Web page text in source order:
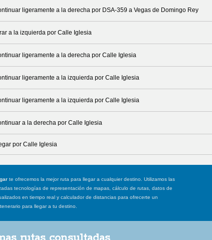
ligeramente a la derecha por DSA-359 a Vegas de Domingo Rey
a la izquierda por Calle Iglesia
ligeramente a la derecha por Calle Iglesia
ligeramente a la izquierda por Calle Iglesia
ligeramente a la izquierda por Calle Iglesia
a la derecha por Calle Iglesia
por Calle Iglesia
te ofrecemos la mejor ruta para llegar a cualquier destino. Utilizamos las
tecnologías de representación de mapas, cálculo de rutas, datos de
en tiempo real y calculador de distancias para ofrecerte un
para llegar a tu destino.